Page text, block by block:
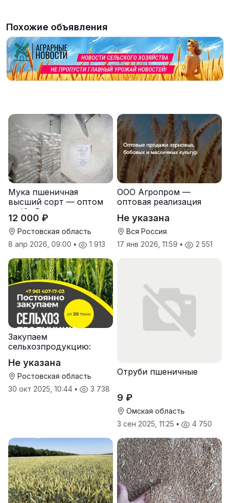
Похожие объявления
Мука пшеничная
высший сорт — оптом
от Юг Руси
12 000 ₽
Ростовская область
8 апр 2026, 09:00 • 1 913
ООО Агропром —
оптовая реализация
экспорт
Не указана
Вся Россия
17 янв 2026, 11:59 • 2 551
Закупаем
сельхозпродукцию:
подсолнечник
Не указана
Ростовская область
30 окт 2025, 10:44 • 3 738
Отруби пшеничные
9 ₽
Омская область
3 сен 2025, 11:25 • 4 750